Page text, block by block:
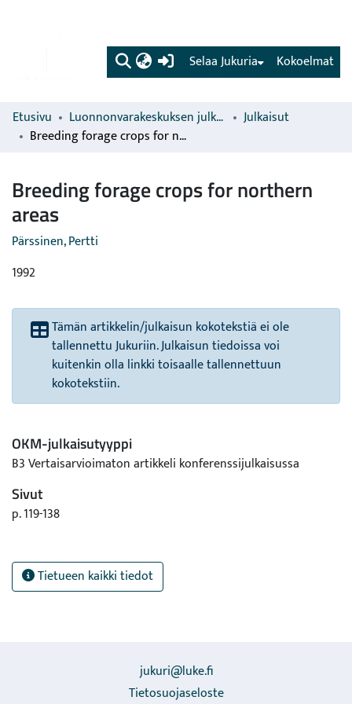
(current) Kokoelmat
Selaa Jukuria
Etusivu Luonnonvarakeskuksen julkaisut
Julkaisut
Breeding forage crops for northern areas
Breeding forage crops for northern
areas
Pärssinen, Pertti
1992
Tämän artikkelin/julkaisun kokotekstiä ei ole
tallennettu Jukuriin. Julkaisun tiedoissa voi
kuitenkin olla linkki toisaalle tallennettuun
kokotekstiin.
OKM-julkaisutyyppi
B3 Vertaisarvioimaton artikkeli konferenssijulkaisussa
Sivut
p. 119-138
Tietueen kaikki tiedot
jukuri@luke.fi
Tietosuojaseloste